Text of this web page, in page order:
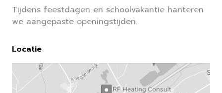
Tijdens feestdagen en schoolvakantie hanteren
we aangepaste openingstijden.
Locatie